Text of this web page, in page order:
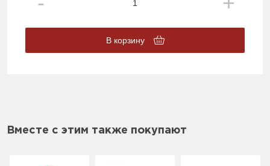
В корзину
Вместе с этим также покупают